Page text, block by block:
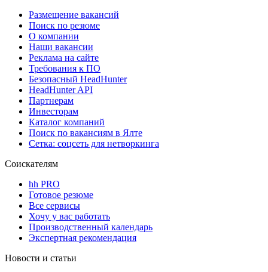
Размещение вакансий
Поиск по резюме
О компании
Наши вакансии
Реклама на сайте
Требования к ПО
Безопасный HeadHunter
HeadHunter API
Партнерам
Инвесторам
Каталог компаний
Поиск по вакансиям в Ялте
Сетка: соцсеть для нетворкинга
Соискателям
hh PRO
Готовое резюме
Все сервисы
Хочу у вас работать
Производственный календарь
Экспертная рекомендация
Новости и статьи